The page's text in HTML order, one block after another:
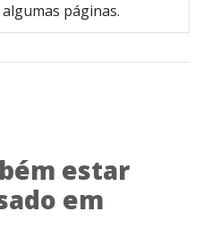
páginas.
estar
em